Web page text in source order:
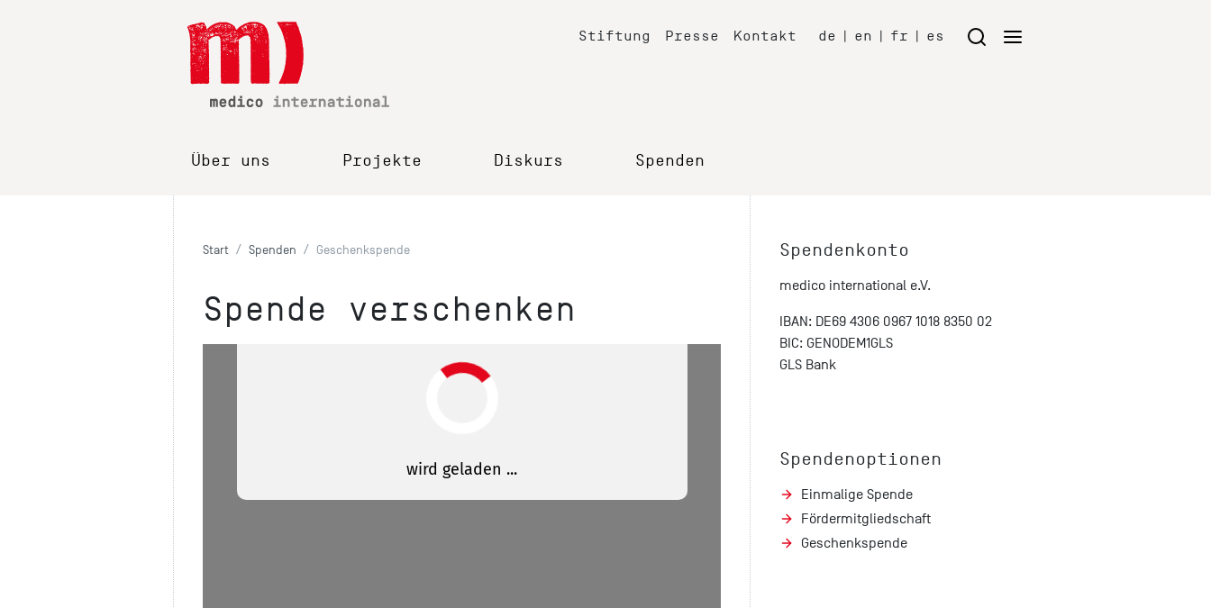
Stiftung Presse Kontakt de | en | fr | es
Über uns Projekte Diskurs Spenden
Start Spenden Geschenkspende
Spende verschenken
Spendenkonto
medico international e.V.
IBAN: DE69 4306 0967 1018 8350 02
BIC: GENODEM1GLS
GLS Bank
Spendenoptionen
Einmalige Spende
Fördermitgliedschaft
Geschenkspende